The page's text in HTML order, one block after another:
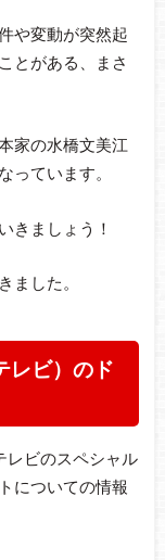
や変動が突然起
とがある、まさ
家の水橋文美江
っています。
きましょう！
ました。
レビ）のド
レビのスペシャル
についての情報